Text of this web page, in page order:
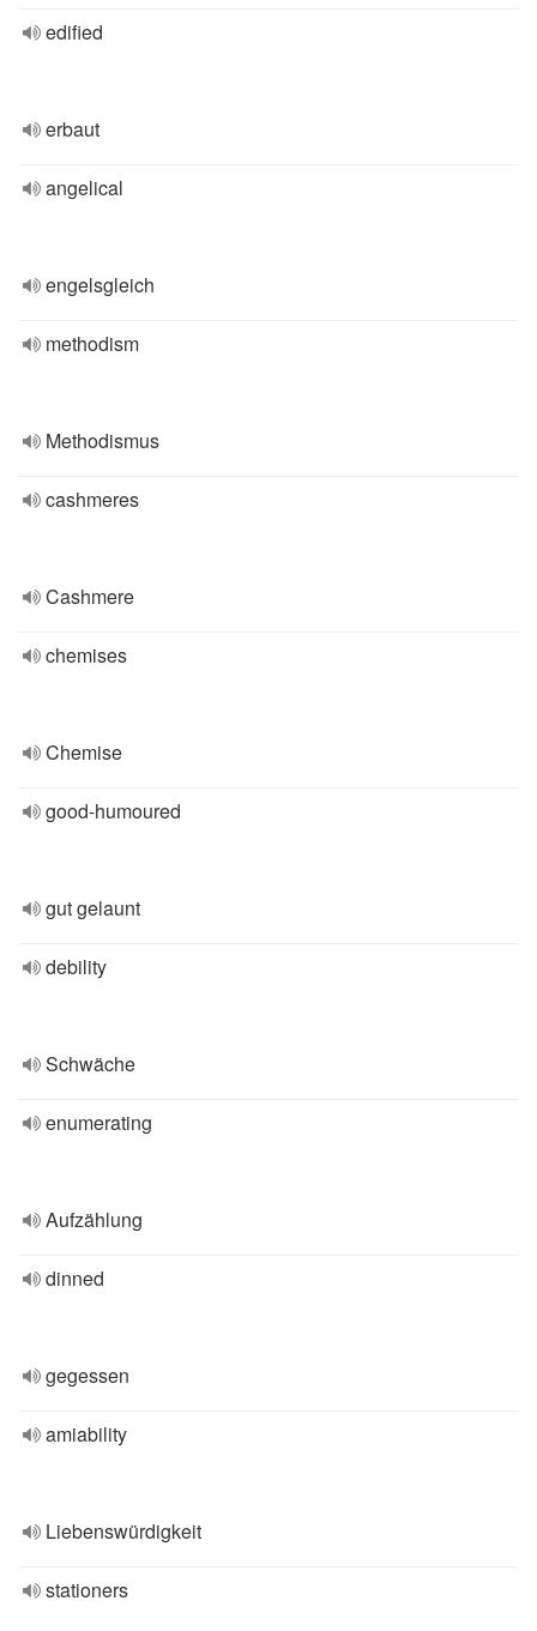
edified
erbaut
angelical
engelsgleich
methodism
Methodismus
cashmeres
Cashmere
chemises
Chemise
good-humoured
gut gelaunt
debility
Schwäche
enumerating
Aufzählung
dinned
gegessen
amiability
Liebenswürdigkeit
stationers